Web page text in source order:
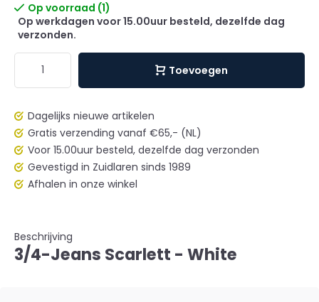
Op voorraad (1)
Op werkdagen voor 15.00uur besteld, dezelfde dag
verzonden.
Toevoegen
Dagelijks nieuwe artikelen
Gratis verzending vanaf €65,- (NL)
Voor 15.00uur besteld, dezelfde dag verzonden
Gevestigd in Zuidlaren sinds 1989
Afhalen in onze winkel
Beschrijving
3/4-Jeans Scarlett - White